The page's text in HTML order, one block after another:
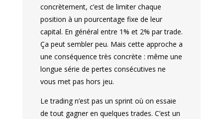
concrètement, c’est de limiter chaque
position à un pourcentage fixe de leur
capital. En général entre 1% et 2% par trade.
Ça peut sembler peu. Mais cette approche a
une conséquence très concrète : même une
longue série de pertes consécutives ne
vous met pas hors jeu.
Le trading n’est pas un sprint où on essaie
de tout gagner en quelques trades. C’est un